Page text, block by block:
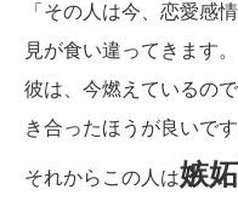
「その人は今、恋愛感
見が食い違ってきます。
彼は、今燃えているの
き合ったほうが良いです
それからこの人は嫉